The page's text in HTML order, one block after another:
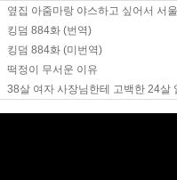
옆집 아줌마랑 야스하고 싶어서 서
킹덤 884화 (번역)
킹덤 884화 (미번역)
떡정이 무서운 이유
38살 여자 사장님한테 고백한 24살